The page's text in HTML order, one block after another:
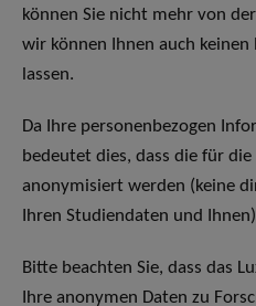
können Sie nicht mehr von
wir können Ihnen auch
lassen.
Da Ihre personenbezogen
bedeutet dies, dass die für
anonymisiert werden (keine
Ihren Studiendaten und
Bitte beachten Sie, dass das
Ihre anonymen Daten zu